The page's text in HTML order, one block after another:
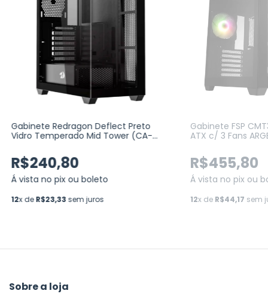
Gabinete Redragon Deflect Preto
Vidro Temperado Mid Tower (CA-
R$240,80
Á vista no pix ou boleto
12x deR$23,33 sem juros
Gabinete FSP
ATX c/ 3 Fans
R$455,80
Á vista no pix ou
12x de R$44,17 sem
Sobre a loja